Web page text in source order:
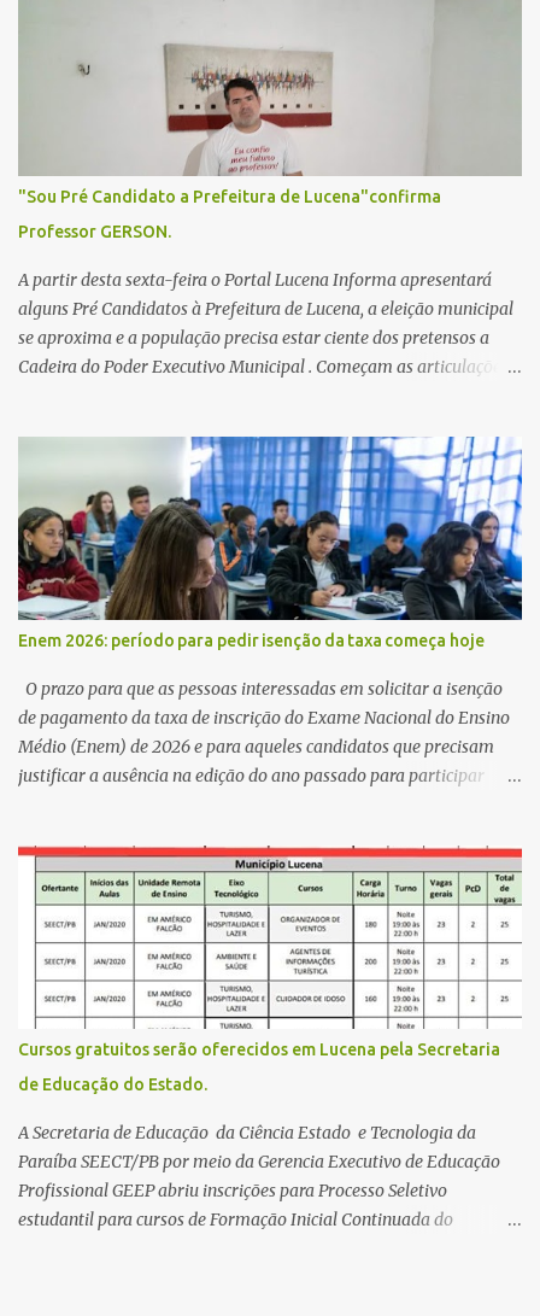
"Sou Pré Candidato a Prefeitura de Lucena"confirma
Professor GERSON.
A partir desta sexta-feira o Portal Lucena Informa apresentará
alguns Pré Candidatos à Prefeitura de Lucena, a eleição municipal
se aproxima e a população precisa estar ciente dos pretensos a
Cadeira do Poder Executivo Municipal . Começam as articulações e
Bandeira Valcinete Araújo e Professor Gerson Andrade há
possibilidade de mais nomes aparecer , ficaremos no aguardo para
trazer mais informações. A primeira entrevista foi com o
inimaginável Gerson Andrade ,Professor da Rede Municipal
(efetivo), supervisor, Formado em Pedagogia e Biomedicina pela
UFPB. Leciona no Otto Illi, Gilberto Inácio, Ellinora Dornellas
,Escola Américo Falcão. Gerson nos contou que a idéia de disputar
a prefeitura veio de um sonho há 5 anos atrás, e também por
acreditar que o trabalho dos seus companheiros principalmente
da zona rural deve ser mais valorizado e que eles serão a Fortalez...
Enem 2026: período para pedir isenção da taxa começa hoje
O prazo para que as pessoas interessadas em solicitar a isenção
de pagamento da taxa de inscrição do Exame Nacional do Ensino
Médio (Enem) de 2026 e para aqueles candidatos que precisam
justificar a ausência na edição do ano passado para participar
eletrônico da Página do Participante do Enem com o login único
da plataforma de serviços digitais do governo federal, o Gov.br.
Direito de solicitar a isenção O Inep prevê a gratuidade na
inscrição do exame para os seguintes casos: · matriculados no 3º
ano do ensino médio em escola pública, em 2026; LEIA MAIS
Usina Cultural tem fim de semana com literatura, música e evento
solidário Governo da Paraíba empossa 1000 novos professores e
mais convocações devem ocorrer Volta às aulas 2026.1 da
Faculdade Três Marias marca início do semestre e matrículas
seguem abertas para novos alunos · es...
Cursos gratuitos serão oferecidos em Lucena pela Secretaria
de Educação do Estado.
A Secretaria de Educação da Ciência Estado e Tecnologia da
Paraíba SEECT/PB por meio da Gerencia Executivo de Educação
Profissional GEEP abriu inscrições para Processo Seletivo
estudantil para cursos de Formação Inicial Continuada do